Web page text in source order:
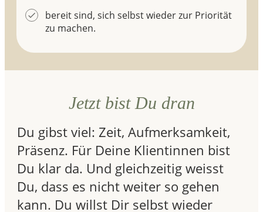
bereit sind, sich selbst wieder zur Priorität
zu machen.
Jetzt bist Du dran
Du gibst viel: Zeit, Aufmerksamkeit,
Präsenz. Für Deine Klientinnen bist
Du klar da. Und gleichzeitig weisst
Du, dass es nicht weiter so gehen
kann. Du willst Dir selbst wieder